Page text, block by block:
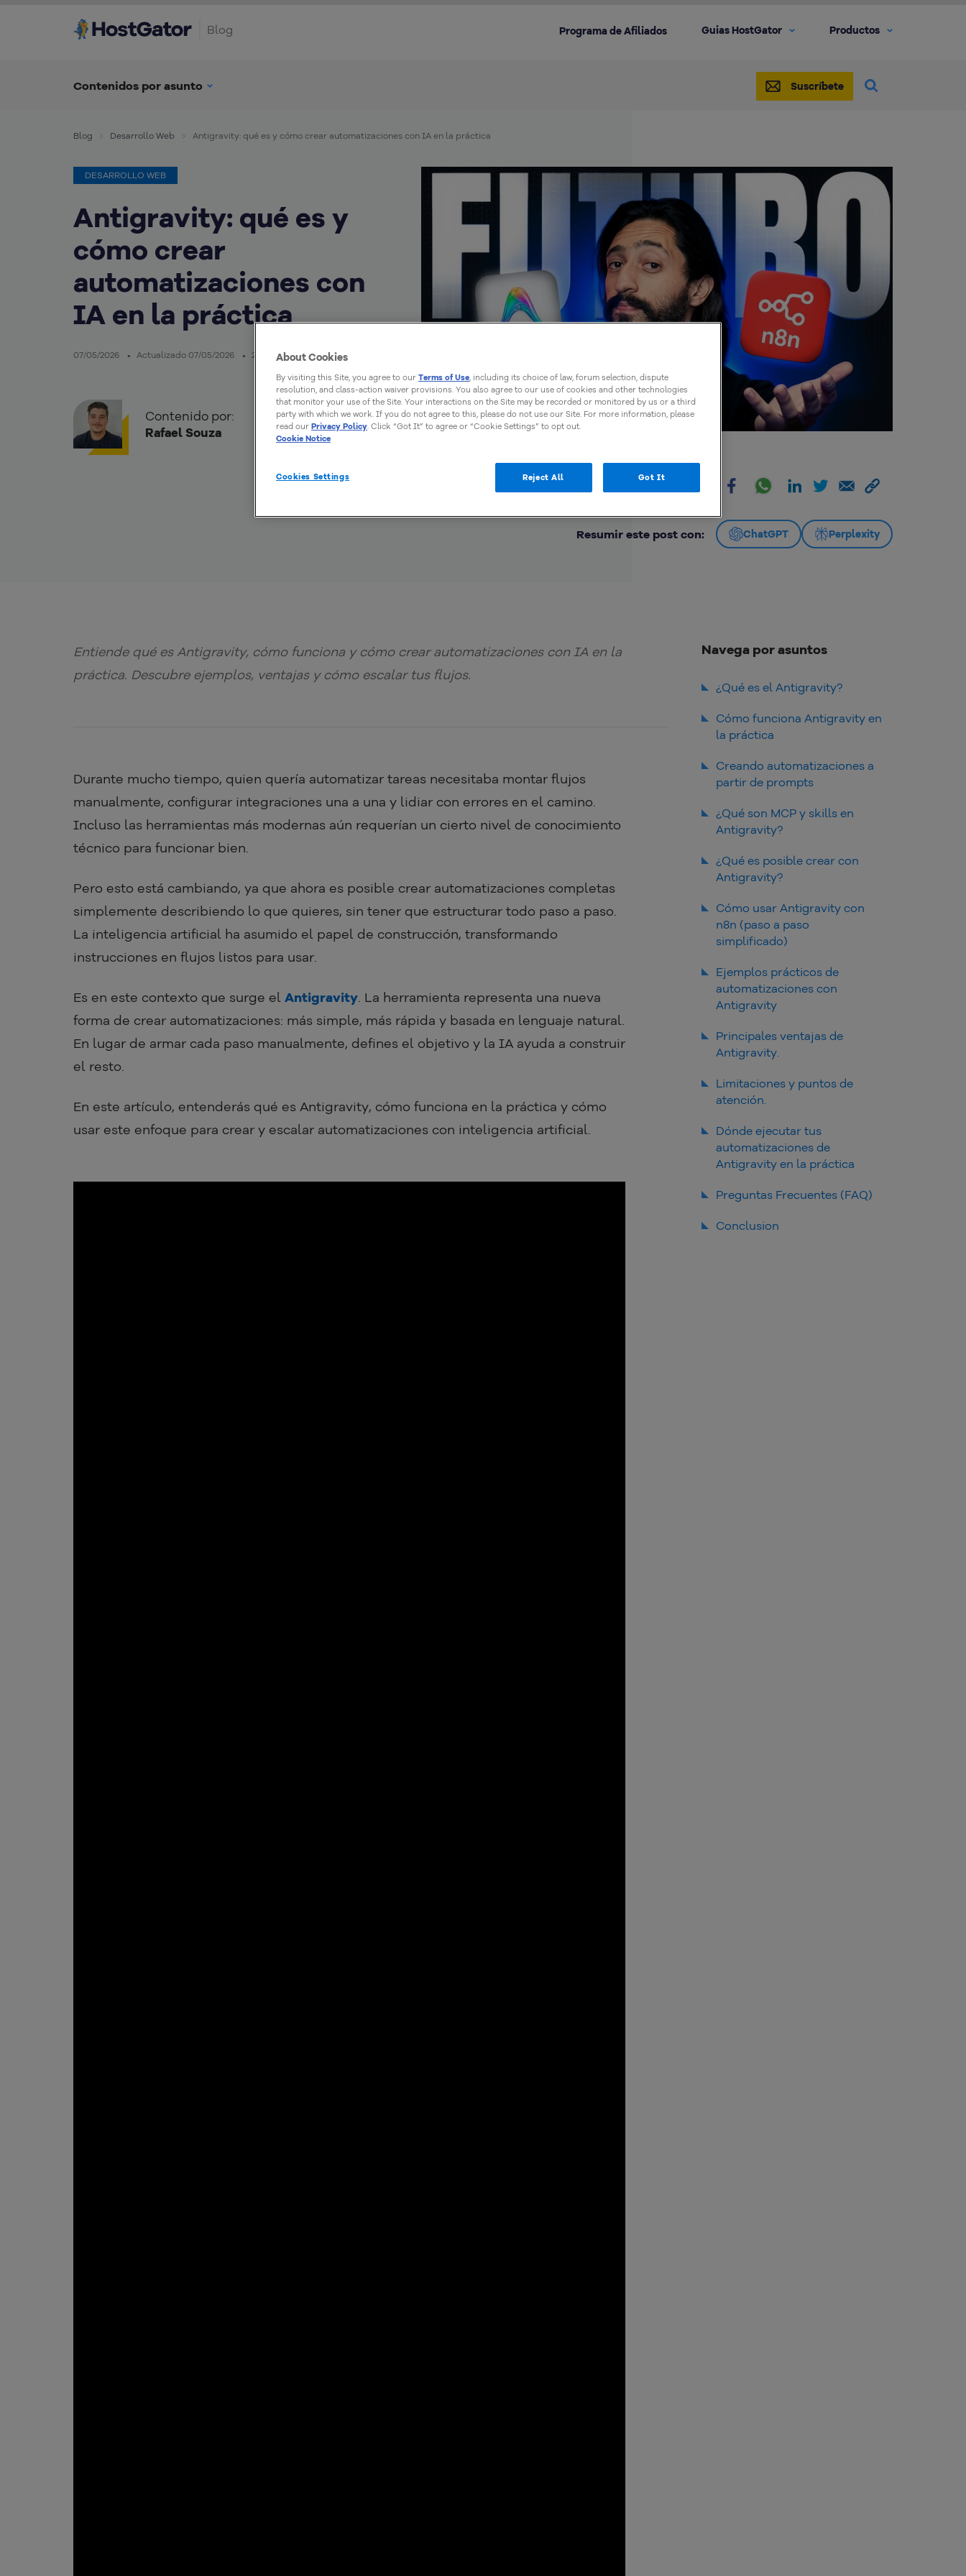
Blog Programa de Afiliados Guias HostGator Productos
Contenidos por asunto Suscríbete
Blog Desarrollo Web Antigravity: qué es y cómo crear automatizaciones con IA en la práctica
DESARROLLO WEB
Antigravity: qué es y
cómo crear
automatizaciones con
IA en la práctica
07/05/2026 Actualizado 07/05/2026 21mins de lectura
Contenido por:
Rafael Souza
Resumir este post con: ChatGPT Perplexity
Entiende qué es Antigravity, cómo funciona y cómo crear automatizaciones con IA en la
práctica. Descubre ejemplos, ventajas y cómo escalar tus flujos.
Durante mucho tiempo, quien quería automatizar tareas necesitaba montar flujos
manualmente, configurar integraciones una a una y lidiar con errores en el camino.
Incluso las herramientas más modernas aún requerían un cierto nivel de conocimiento
técnico para funcionar bien.
Pero esto está cambiando, ya que ahora es posible crear automatizaciones completas
simplemente describiendo lo que quieres, sin tener que estructurar todo paso a paso.
La inteligencia artificial ha asumido el papel de construcción, transformando
instrucciones en flujos listos para usar.
Es en este contexto que surge el Antigravity. La herramienta representa una nueva
forma de crear automatizaciones: más simple, más rápida y basada en lenguaje natural.
En lugar de armar cada paso manualmente, defines el objetivo y la IA ayuda a construir
el resto.
En este artículo, entenderás qué es Antigravity, cómo funciona en la práctica y cómo
usar este enfoque para crear y escalar automatizaciones con inteligencia artificial.
Navega por asuntos
¿Qué es el Antigravity?
¿Para qué sirve Antigravity?
¿Cómo funciona Antigravity
¿Antigravity es una
herramienta de automatización
Cómo funciona Antigravity en
la práctica
Creando automatizaciones a
partir de prompts
Cómo la IA genera flujos
automáticamente
¿Qué son MCP y skills en
Antigravity?
¿Qué es posible crear con
Antigravity?
Automatizaciones con n8n
Integraciones entre
herramientas.
artificial.
Casos prácticos: financiero,
marketing e datos
Cómo usar Antigravity con
n8n (paso a paso
simplificado)
Paso 1: Instalar Antigravity.
Paso 2: Configurar el MCP
Paso 3: Conectar con n8n
Paso 4: Crear una
automatización con prompt
Ejemplos prácticos de
automatizaciones con
Antigravity
Análisis automático de estados
de cuenta financieros
IA
Monitoreo de archivos en
Ajustes de flujo con lenguaje
natural
Principales ventajas de
Antigravity.
Limitaciones y puntos de
atención.
Dónde ejecutar tus
automatizaciones de
Antigravity en la práctica
Preguntas Frecuentes (FAQ)
¿Qué es Antigravity?
Conclusion
About Cookies
By visiting this Site, you agree to our Terms of Use, including its choice of law, forum selection, dispute
resolution, and class-action waiver provisions. You also agree to our use of cookies and other technologies
that monitor your use of the Site. Your interactions on the Site may be recorded or monitored by us or a third
party with which we work. If you do not agree to this, please do not use our Site. For more information, please
read our Privacy Policy. Click “Got It” to agree or “Cookie Settings” to opt out.
Cookie Notice
Cookies Settings Reject All Got It